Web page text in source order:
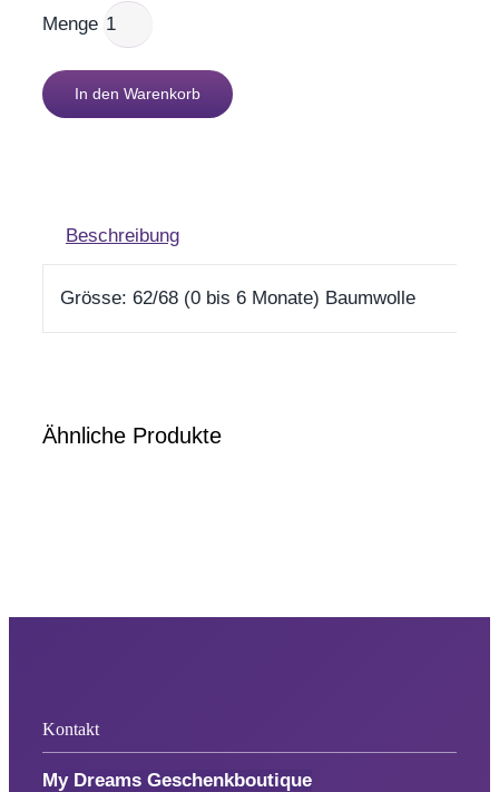
Menge
In den Warenkorb
Beschreibung
Grösse: 62/68 (0 bis 6 Monate) Baumwolle
Ähnliche Produkte
Kontakt
My Dreams Geschenkboutique